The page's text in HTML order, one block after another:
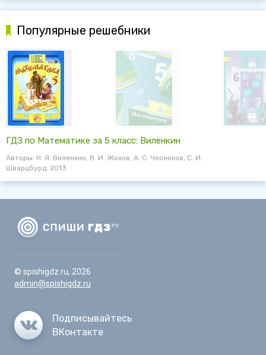
Популярные решебники
ГДЗ по Математике за 5 класс: Виленкин
Авторы: Н. Я. Виленкин, В. И. Жохов, А. С. Чесноков, С. И.
Шварцбурд. 2013
© spishigdz.ru, 2026
admin@spishigdz.ru
Подписывайтесь
ВКонтакте